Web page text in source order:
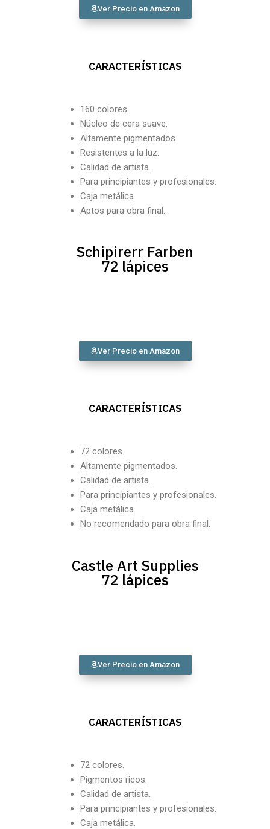
Ver Precio en Amazon
CARACTERÍSTICAS
160 colores
Núcleo de cera suave.
Altamente pigmentados.
Resistentes a la luz.
Calidad de artista.
Para principiantes y profesionales.
Caja metálica.
Aptos para obra final.
Schipirerr Farben
72 lápices
Ver Precio en Amazon
CARACTERÍSTICAS
72 colores.
Altamente pigmentados.
Calidad de artista.
Para principiantes y profesionales.
Caja metálica.
No recomendado para obra final.
Castle Art Supplies
72 lápices
Ver Precio en Amazon
CARACTERÍSTICAS
72 colores.
Pigmentos ricos.
Calidad de artista.
Para principiantes y profesionales.
Caja metálica.